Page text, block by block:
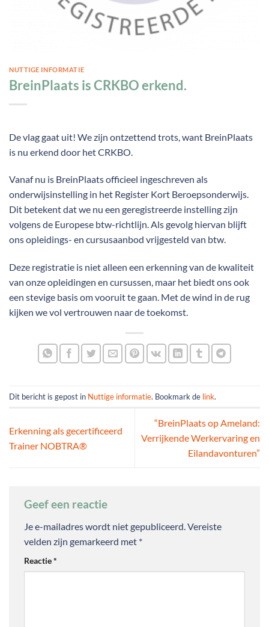
NUTTIGE INFORMATIE
BreinPlaats is CRKBO erkend.
De vlag gaat uit! We zijn ontzettend trots, want BreinPlaats
is nu erkend door het CRKBO.
Vanaf nu is BreinPlaats officieel ingeschreven als
onderwijsinstelling in het Register Kort Beroepsonderwijs.
Dit betekent dat we nu een geregistreerde instelling zijn
volgens de Europese btw-richtlijn. Als gevolg hiervan blijft
ons opleidings- en cursusaanbod vrijgesteld van btw.
Deze registratie is niet alleen een erkenning van de kwaliteit
van onze opleidingen en cursussen, maar het biedt ons ook
een stevige basis om vooruit te gaan. Met de wind in de rug
kijken we vol vertrouwen naar de toekomst.
Dit bericht is gepost in Nuttige informatie. Bookmark de link.
Erkenning als gecertificeerd
Trainer NOBTRA®
“BreinPlaats op Ameland:
Verrijkende Werkervaring en
Eilandavonturen”
Geef een reactie
Je e-mailadres wordt niet gepubliceerd.Vereiste
velden zijn gemarkeerd met *
Reactie*